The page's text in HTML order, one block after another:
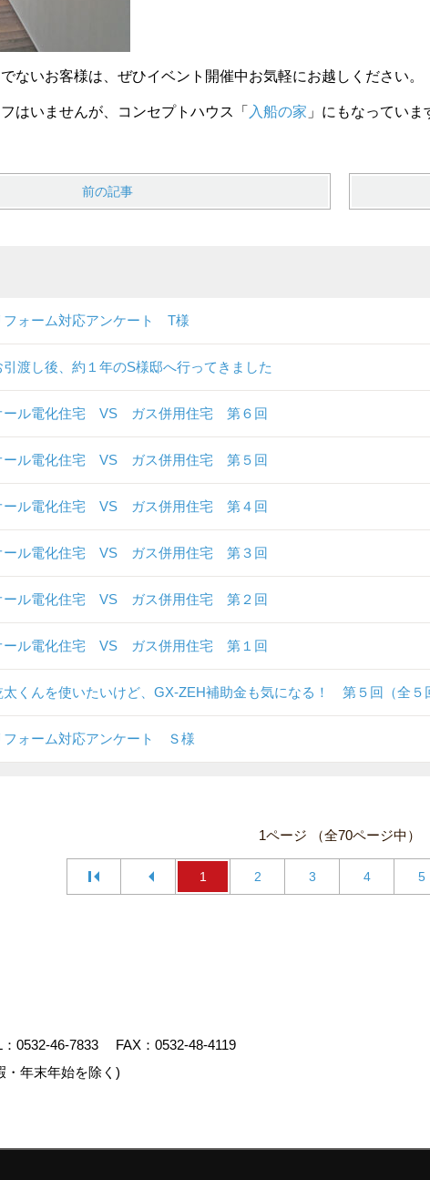
ないお客様は、ぜひイベント開催中お気軽にお越しください。
はいませんが、コンセプトハウス「 入船の家 」にもなっていま
前の記事
フォーム対応アンケート T様
引渡し後、約１年のS様邸へ行ってきました
ール電化住宅 VS ガス併用住宅 第６回
ール電化住宅 VS ガス併用住宅 第５回
ール電化住宅 VS ガス併用住宅 第４回
ール電化住宅 VS ガス併用住宅 第３回
ール電化住宅 VS ガス併用住宅 第２回
ール電化住宅 VS ガス併用住宅 第１回
太くんを使いたいけど、GX-ZEH補助金も気になる！ 第５回（全５
フォーム対応アンケート Ｓ様
1ページ （全70ページ中）
1 2 3 4 5
0532-46-7833
FAX：0532-48-4119
・年末年始を除く)